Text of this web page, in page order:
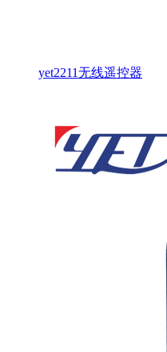
yet2211无线遥控器